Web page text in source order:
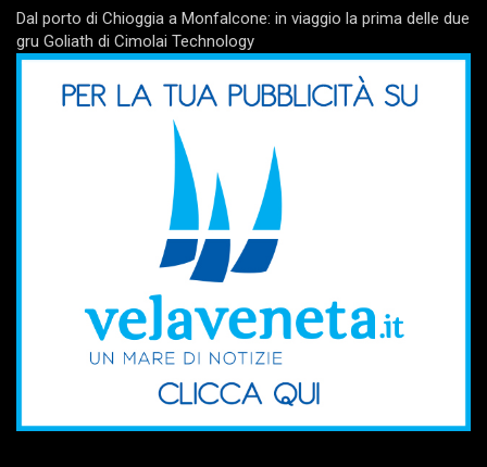
Dal porto di Chioggia a Monfalcone: in viaggio la prima delle due
gru Goliath di Cimolai Technology